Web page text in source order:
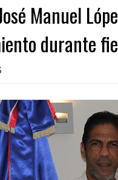
Manuel
durante